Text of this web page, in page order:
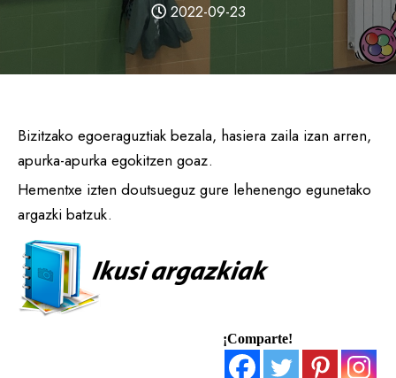
2022-09-23
Bizitzako egoeraguztiak bezala, hasiera zaila izan arren,
apurka-apurka egokitzen goaz.
Hementxe izten doutsueguz gure lehenengo egunetako
argazki batzuk.
¡Comparte!